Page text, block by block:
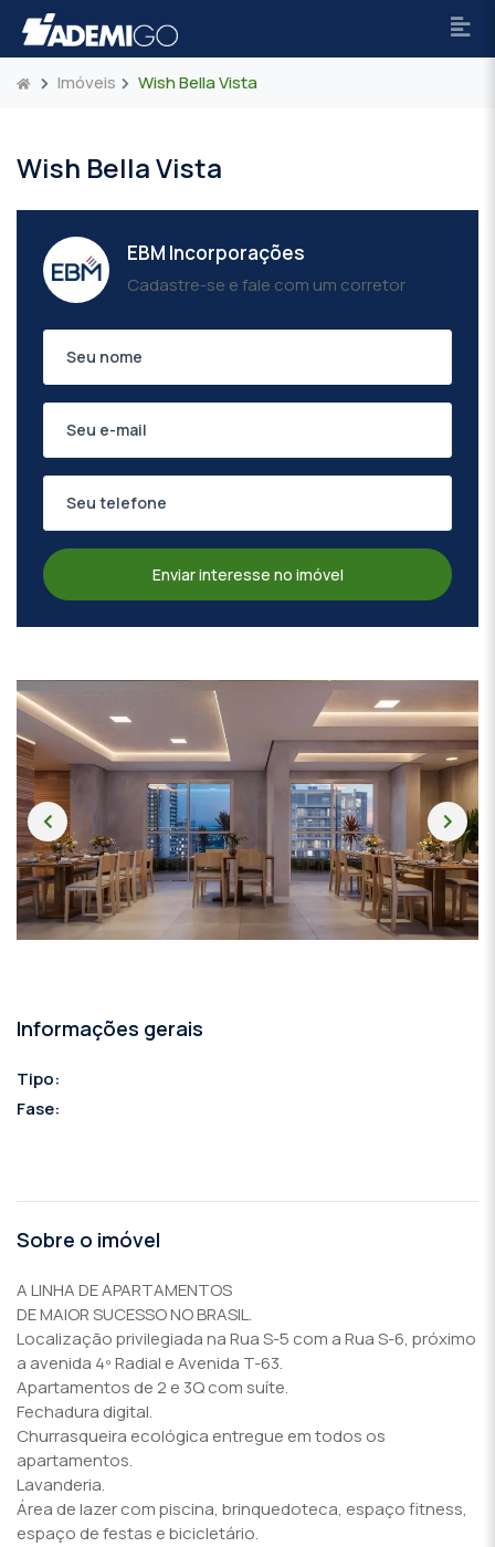
Imóveis Wish Bella Vista
Wish Bella Vista
EBM Incorporações
Cadastre-se e fale com um corretor
Enviar interesse no imóvel
Informações gerais
Tipo:
Fase:
Sobre o imóvel
A LINHA DE APARTAMENTOS
DE MAIOR SUCESSO NO BRASIL.
Localização privilegiada na Rua S-5 com a Rua S-6, próximo
a avenida 4º Radial e Avenida T-63.
Apartamentos de 2 e 3Q com suíte.
Fechadura digital.
Churrasqueira ecológica entregue em todos os
apartamentos.
Lavanderia.
Área de lazer com piscina, brinquedoteca, espaço fitness,
espaço de festas e bicicletário.